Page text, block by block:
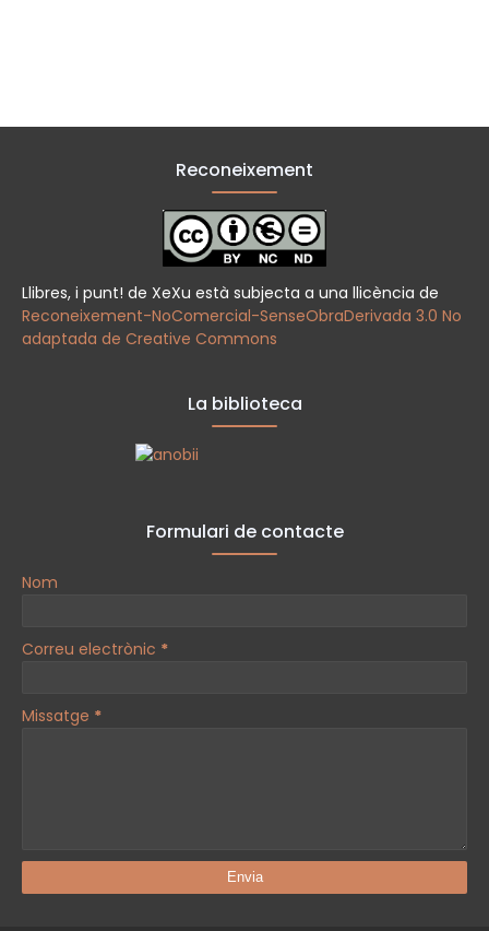
Reconeixement
Llibres, i punt! de XeXu està subjecta a una llicència de
Reconeixement-NoComercial-SenseObraDerivada 3.0 No
adaptada de Creative Commons
La biblioteca
Formulari de contacte
Nom
Correu electrònic *
Missatge *